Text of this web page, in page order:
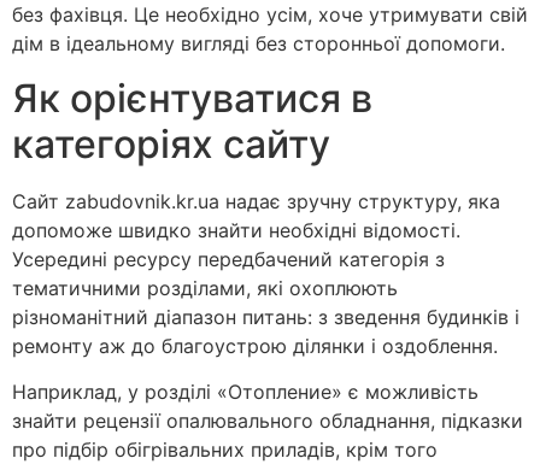
без фахівця. Це необхідно усім, хоче утримувати свій
дім в ідеальному вигляді без сторонньої допомоги.
Як орієнтуватися в
категоріях сайту
Сайт zabudovnik.kr.ua надає зручну структуру, яка
допоможе швидко знайти необхідні відомості.
Усередині ресурсу передбачений категорія з
тематичними розділами, які охоплюють
різноманітний діапазон питань: з зведення будинків і
ремонту аж до благоустрою ділянки і оздоблення.
Наприклад, у розділі «Отопление» є можливість
знайти рецензії опалювального обладнання, підказки
про підбір обігрівальних приладів, крім того